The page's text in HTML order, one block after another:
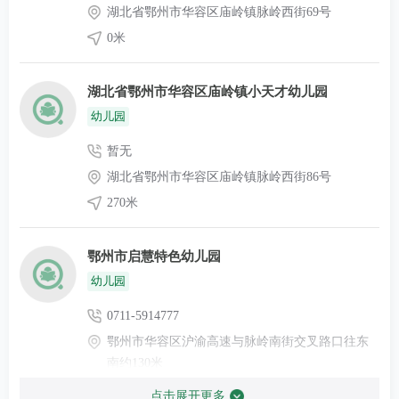
湖北省鄂州市华容区庙岭镇脉岭西街69号
0米
湖北省鄂州市华容区庙岭镇小天才幼儿园
幼儿园
暂无
湖北省鄂州市华容区庙岭镇脉岭西街86号
270米
鄂州市启慧特色幼儿园
幼儿园
0711-5914777
鄂州市华容区沪渝高速与脉岭南街交叉路口往东
南约130米
点击展开更多